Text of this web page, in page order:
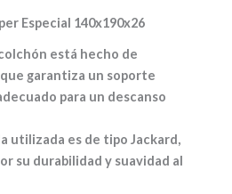
Especial 140x190x26
está hecho de
que garantiza un soporte
para un descanso
utilizada es de tipo Jackard,
su durabilidad y suavidad al